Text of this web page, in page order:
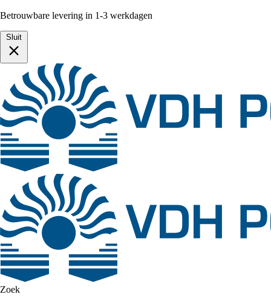
Betrouwbare levering in 1-3 werkdagen
Sluit
Zoek